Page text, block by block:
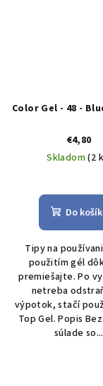
Color Gel - 48 -
€4,80
Skladom(2
Do
Tipy na
použitím gél
premiešajte. Po
netreba
výpotok, stačí
Top Gel. Popis
súlade so...